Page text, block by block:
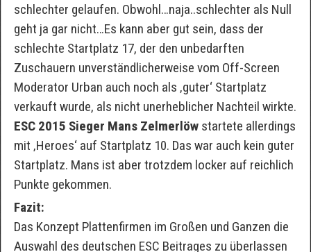
schlechter gelaufen. Obwohl…naja..schlechter als Null
geht ja gar nicht…Es kann aber gut sein, dass der
schlechte Startplatz 17, der den unbedarften
Zuschauern unverständlicherweise vom Off-Screen
Moderator Urban auch noch als ‚guter‘ Startplatz
verkauft wurde, als nicht unerheblicher Nachteil wirkte.
ESC 2015 Sieger Mans Zelmerlöwstartete allerdings
mit ‚Heroes‘ auf Startplatz 10. Das war auch kein guter
Startplatz. Mans ist aber trotzdem locker auf reichlich
Punkte gekommen.
Fazit:
Das Konzept Plattenfirmen im Großen und Ganzen die
Auswahl des deutschen ESC Beitrages zu überlassen